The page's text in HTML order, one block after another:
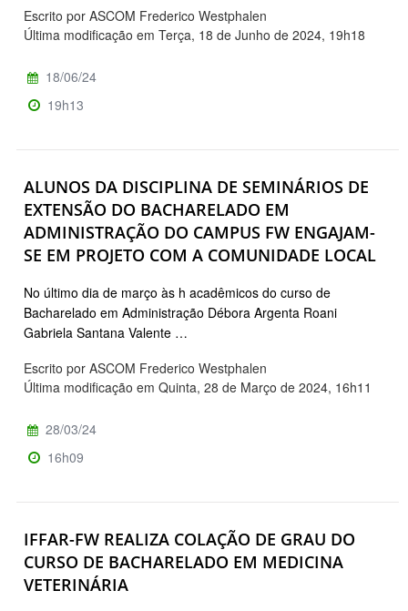
Escrito por ASCOM Frederico Westphalen
Última modificação em Terça, 18 de Junho de 2024, 19h18
18/06/24
19h13
ALUNOS DA DISCIPLINA DE SEMINÁRIOS DE
EXTENSÃO DO BACHARELADO EM
ADMINISTRAÇÃO DO CAMPUS FW ENGAJAM-
SE EM PROJETO COM A COMUNIDADE LOCAL
No último dia de março às h acadêmicos do curso de
Bacharelado em Administração Débora Argenta Roani
Gabriela Santana Valente …
Escrito por ASCOM Frederico Westphalen
Última modificação em Quinta, 28 de Março de 2024, 16h11
28/03/24
16h09
IFFAR-FW REALIZA COLAÇÃO DE GRAU DO
CURSO DE BACHARELADO EM MEDICINA
VETERINÁRIA